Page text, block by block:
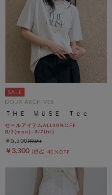
DOUX ARCHIVES
ＴＨＥ ＭＵＳＥ Ｔｅｅ
セールアイテムALL10%OFF
8/3(mon)~8/7(fri)
￥3,300 40％OFF
￥5,500